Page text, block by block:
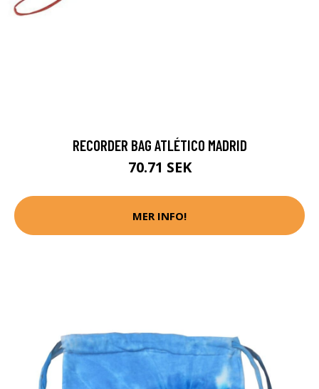
RECORDER BAG ATLÉTICO MADRID
70.71 SEK
MER INFO!